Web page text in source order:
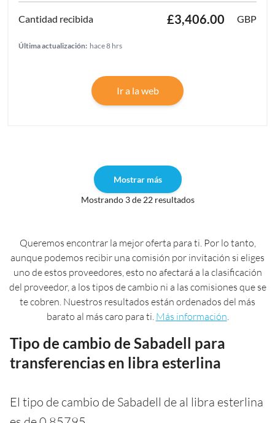
£3,406.00 GBP
Última actualización: hace 8 hrs
Ir a la web
Mostrar más
Mostrando 3 de 22 resultados
Queremos encontrar la mejor oferta para ti. Por lo tanto,
aunque podemos recibir una comisión por invitación si eliges
uno de estos proveedores, esto no afectará a la clasificación
del proveedor, a los tipos de cambio ni a las comisiones que se
te cobren. Nuestros resultados están ordenados del más
barato al más caro para ti. Más información
Tipo de cambio de Sabadell para
transferencias en libra esterlina
El tipo de cambio de Sabadell de al libra esterlina